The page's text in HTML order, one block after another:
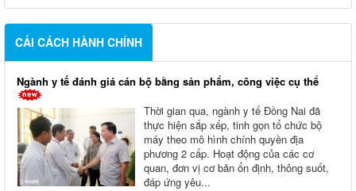
CẢI CÁCH HÀNH CHÍNH
Ngành y tế đánh giá cán bộ bằng sản phẩm, công việc cụ thể
Thời gian qua, ngành y tế Đồng Nai đã
thực hiện sắp xếp, tinh gọn tổ chức bộ
máy theo mô hình chính quyền địa
phương 2 cấp. Hoạt động của các cơ
quan, đơn vị cơ bản ổn định, thông suốt,
đáp ứng yêu...